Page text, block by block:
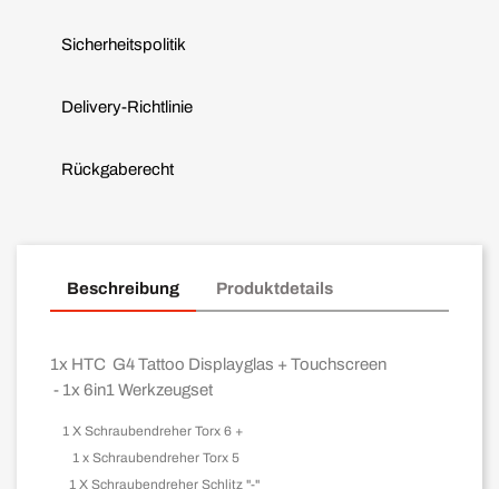
Sicherheitspolitik
Delivery-Richtlinie
Rückgaberecht
Beschreibung Produktdetails
1x HTC G4 Tattoo Displayglas + Touchscreen
- 1x 6in1 Werkzeugset
1 X Schraubendreher Torx 6 +
1 x Schraubendreher Torx 5
1 X Schraubendreher Schlitz "-"